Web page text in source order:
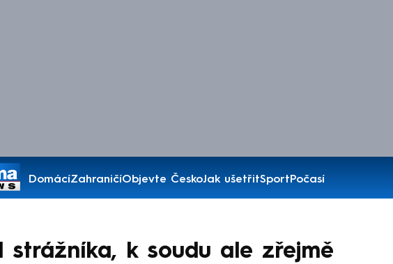
DomácíZahraničíObjevte ČeskoJak ušetřitSportPočasí
Pořady
strážníka, k soudu ale zřejmě